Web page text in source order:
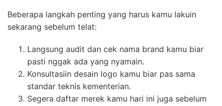
Beberapa langkah penting yang harus kamu lakuin
sekarang sebelum telat:
Langsung audit dan cek nama brand kamu biar
pasti nggak ada yang nyamain.
Konsultasiin desain logo kamu biar pas sama
standar teknis kementerian.
Segera daftar merek kamu hari ini juga sebelum